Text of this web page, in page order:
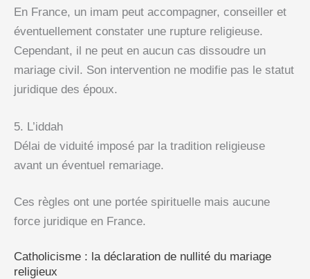
En France, un imam peut accompagner, conseiller et
éventuellement constater une rupture religieuse.
Cependant, il ne peut en aucun cas dissoudre un
mariage civil. Son intervention ne modifie pas le statut
juridique des époux.
5. L’iddah
Délai de viduité imposé par la tradition religieuse
avant un éventuel remariage.
Ces règles ont une portée spirituelle mais aucune
force juridique en France.
Catholicisme : la déclaration de nullité du mariage
religieux